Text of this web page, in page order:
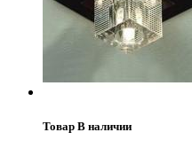
Товар В наличии